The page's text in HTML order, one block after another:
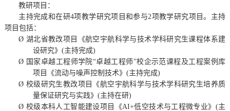
教研项目：
主持完成和在研4项教学研究项目和参与2项教学研究项目。 主持
项目包括：
Ø 湖北省教改项目《航空宇航科学与技术学科研究生课程体系建
设研究》(主持完成)
Ø 国家卓越工程师学院“卓越工程师”校企示范课程及工程案例库
项目《流动与噪声控制技术》(主持完成)
Ø 校级研究生教改项目《航空宇航科学与技术学科研究生培养质
量保证研究与实践》(主持在研)
Ø 校级本科人工智能建设项目《AI+低空技术与工程微专业》(主